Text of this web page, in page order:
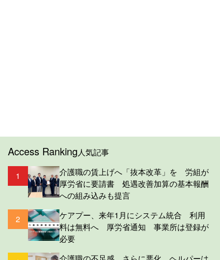
Access Ranking人気記事
1
介護職の賃上げへ「抜本改革」を 労組が
厚労省に要請書 処遇改善加算の基本報酬
への組み込みも提言
2
ケアプー、来年1月にシステム統合 利用
料は無料へ 厚労省通知 事業所は登録が
必要